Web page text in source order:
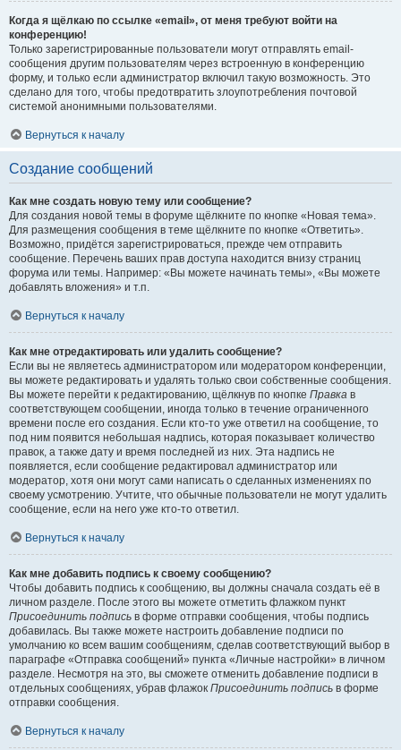
Когда я щёлкаю по ссылке «email», от меня требуют войти на
конференцию!
Только зарегистрированные пользователи могут отправлять email-
сообщения другим пользователям через встроенную в конференцию
форму, и только если администратор включил такую возможность. Это
сделано для того, чтобы предотвратить злоупотребления почтовой
системой анонимными пользователями.
Вернуться к началу
Создание сообщений
Как мне создать новую тему или сообщение?
Для создания новой темы в форуме щёлкните по кнопке «Новая тема».
Для размещения сообщения в теме щёлкните по кнопке «Ответить».
Возможно, придётся зарегистрироваться, прежде чем отправить
сообщение. Перечень ваших прав доступа находится внизу страниц
форума или темы. Например: «Вы можете начинать темы», «Вы можете
добавлять вложения» и т.п.
Вернуться к началу
Как мне отредактировать или удалить сообщение?
Если вы не являетесь администратором или модератором конференции,
вы можете редактировать и удалять только свои собственные сообщения.
Вы можете перейти к редактированию, щёлкнув по кнопке Правка в
соответствующем сообщении, иногда только в течение ограниченного
времени после его создания. Если кто-то уже ответил на сообщение, то
под ним появится небольшая надпись, которая показывает количество
правок, а также дату и время последней из них. Эта надпись не
появляется, если сообщение редактировал администратор или
модератор, хотя они могут сами написать о сделанных изменениях по
своему усмотрению. Учтите, что обычные пользователи не могут удалить
сообщение, если на него уже кто-то ответил.
Вернуться к началу
Как мне добавить подпись к своему сообщению?
Чтобы добавить подпись к сообщению, вы должны сначала создать её в
личном разделе. После этого вы можете отметить флажком пункт
Присоединить подпись в форме отправки сообщения, чтобы подпись
добавилась. Вы также можете настроить добавление подписи по
умолчанию ко всем вашим сообщениям, сделав соответствующий выбор в
параграфе «Отправка сообщений» пункта «Личные настройки» в личном
разделе. Несмотря на это, вы сможете отменить добавление подписи в
отдельных сообщениях, убрав флажок Присоединить подпись в форме
отправки сообщения.
Вернуться к началу